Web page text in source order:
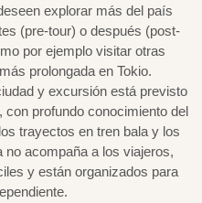
explorar más del país
(pre-tour) o después (post-
por ejemplo visitar otras
prolongada en Tokio.
y excursión está previsto
con profundo conocimiento del
trayectos en tren bala y los
no acompaña a los viajeros,
y están organizados para